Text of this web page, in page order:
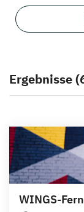
Ergebnisse
WINGS-